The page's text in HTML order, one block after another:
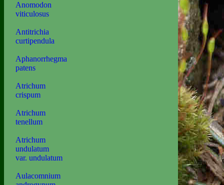
Anomodon
viticulosus
Antitrichia
curtipendula
Aphanorrhegma
patens
Atrichum
crispum
Atrichum
tenellum
Atrichum
undulatum
var. undulatum
Aulacomnium